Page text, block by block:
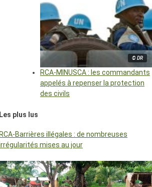
© DR
RCA-MINUSCA : les commandants
appelés à repenser la protection
des civils
Les plus lus
RCA-Barrières illégales : de nombreuses
mises au jour